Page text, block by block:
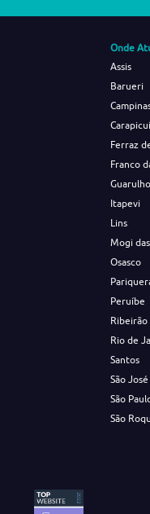
Onde
Assis
Barueri
Ferraz
Franco
Itapevi
Lins
Mogi
Osasco
Peruíbe
Rio de
Santos
São
São
São